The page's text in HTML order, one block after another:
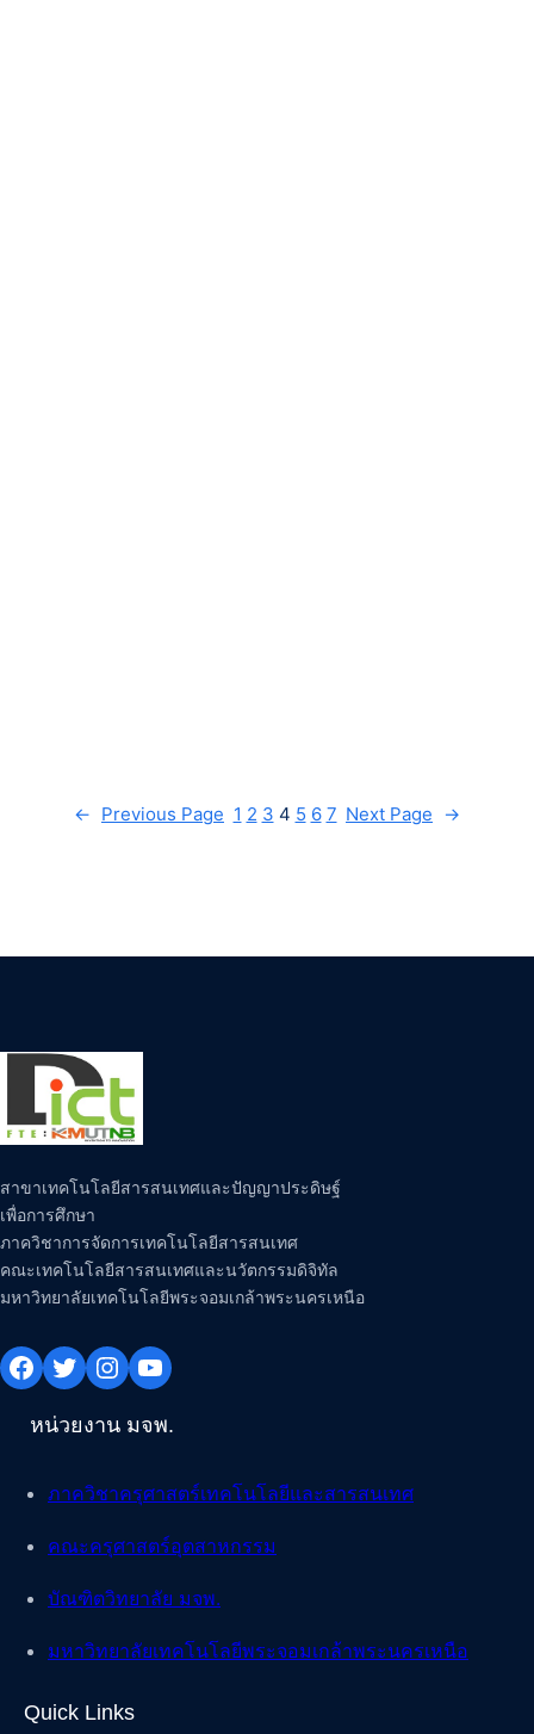
← Previous Page 1 2 3 4 5 6 7 Next Page →
สาขาเทคโนโลยีสารสนเทศและปัญญาประดิษฐ์
เพื่อการศึกษา
ภาควิชาการจัดการเทคโนโลยีสารสนเทศ
คณะเทคโนโลยีสารสนเทศและนวัตกรรมดิจิทัล
มหาวิทยาลัยเทคโนโลยีพระจอมเกล้าพระนครเหนือ
Facebook Twitter Instagram YouTube
หน่วยงาน มจพ.
ภาควิชาครุศาสตร์เทคโนโลยีและสารสนเทศ
คณะครุศาสตร์อุตสาหกรรม
บัณฑิตวิทยาลัย มจพ.
มหาวิทยาลัยเทคโนโลยีพระจอมเกล้าพระนครเหนือ
Quick Links